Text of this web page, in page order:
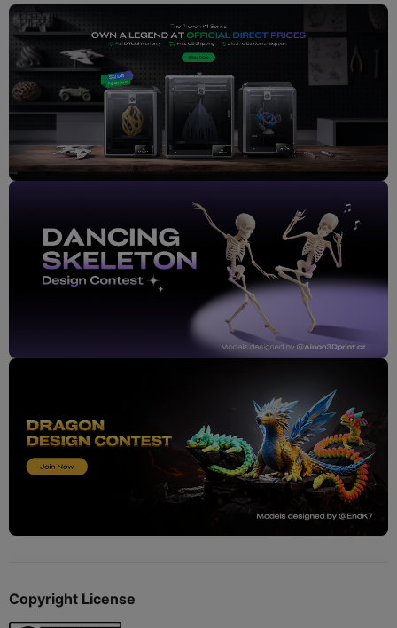
Copyright License